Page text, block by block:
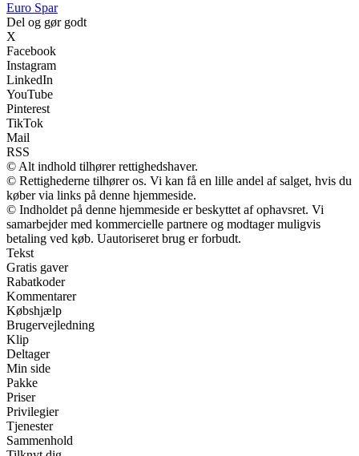
Euro Spar
Del og gør godt
X
Facebook
Instagram
LinkedIn
YouTube
Pinterest
TikTok
Mail
RSS
© Alt indhold tilhører rettighedshaver.
© Rettighederne tilhører os. Vi kan få en lille andel af salget, hvis du
køber via links på denne hjemmeside.
© Indholdet på denne hjemmeside er beskyttet af ophavsret. Vi
samarbejder med kommercielle partnere og modtager muligvis
betaling ved køb. Uautoriseret brug er forbudt.
Tekst
Gratis gaver
Rabatkoder
Kommentarer
Købshjælp
Brugervejledning
Klip
Deltager
Min side
Pakke
Priser
Privilegier
Tjenester
Sammenhold